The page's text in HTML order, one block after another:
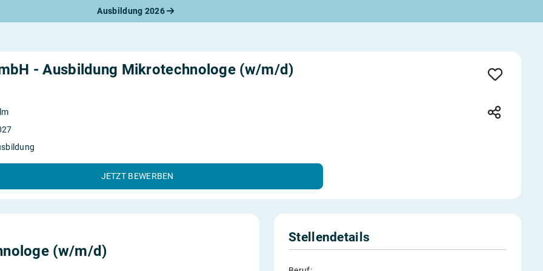
Ausbildung 2026
Bewerbung- Ausbildung Mikrotechnologe (w/m/d)
JETZT BEWERBEN
(w/m/d)
Stellendetails